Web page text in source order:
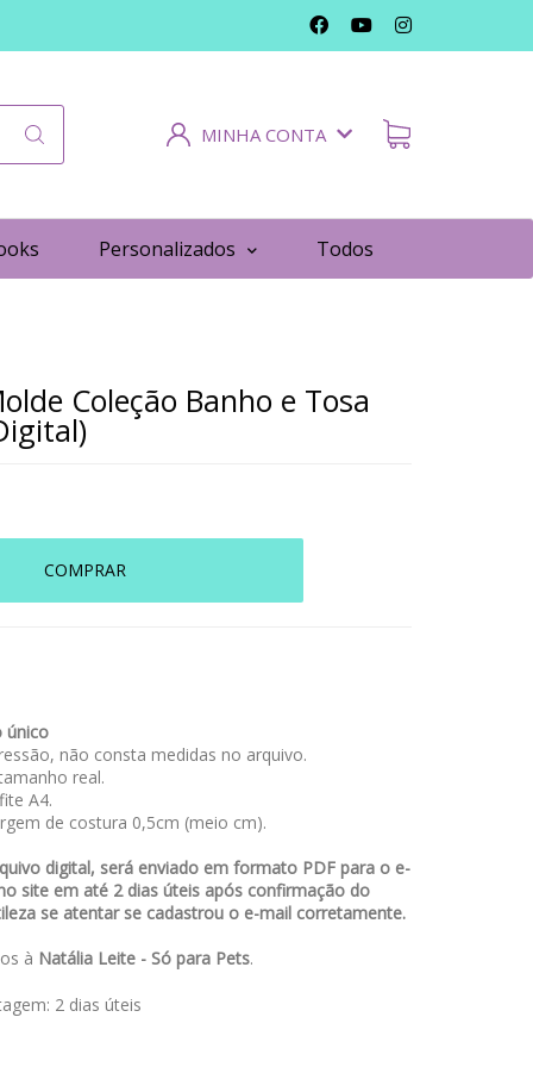
MINHA CONTA
Personalizados Todos
Coleção Banho e Tosa
COMPRAR
único
não consta medidas no arquivo.
real.
A4.
de costura 0,5cm (meio cm).
digital, será enviado em formato PDF para o e-
site em até 2 dias úteis após confirmação do
se atentar se cadastrou o e-mail corretamente.
à Natália Leite - Só para Pets.
2 dias úteis